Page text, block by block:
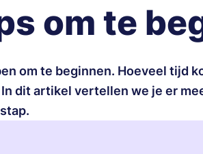
om te
om te beginnen. Hoeveel tijd
dit artikel vertellen we je er